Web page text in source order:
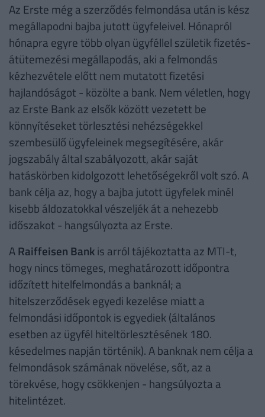
Az Erste még a szerződés felmondása után is kész
megállapodni bajba jutott ügyfeleivel. Hónapról
hónapra egyre több olyan ügyféllel születik fizetés-
átütemezési megállapodás, aki a felmondás
kézhezvétele előtt nem mutatott fizetési
hajlandóságot - közölte a bank. Nem véletlen, hogy
az Erste Bank az elsők között vezetett be
könnyítéseket törlesztési nehézségekkel
szembesülő ügyfeleinek megsegítésére, akár
jogszabály által szabályozott, akár saját
hatáskörben kidolgozott lehetőségekről volt szó. A
bank célja az, hogy a bajba jutott ügyfelek minél
kisebb áldozatokkal vészeljék át a nehezebb
időszakot - hangsúlyozta az Erste.
ARaiffeisen Bankis arról tájékoztatta az MTI-t,
hogy nincs tömeges, meghatározott időpontra
időzített hitelfelmondás a banknál; a
hitelszerződések egyedi kezelése miatt a
felmondási időpontok is egyediek (általános
esetben az ügyfél hiteltörlesztésének 180.
késedelmes napján történik). A banknak nem célja a
felmondások számának növelése, sőt, az a
törekvése, hogy csökkenjen - hangsúlyozta a
hitelintézet.